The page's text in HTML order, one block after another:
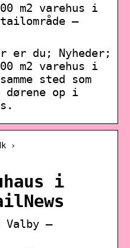
m2 varehus i
–
er du; Nyheder;
m2 varehus i
sted som
op i
›
i
Valby –